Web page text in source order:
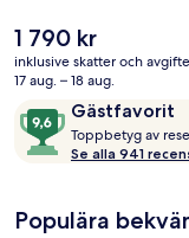
brukar uppskattas av
Till Arenula-Min. G.
gå och till Belli
Det
nuvarande
priset
1 790 kr
1 790 kr
inklusive skatter och
17 aug. – 18 aug.
RecensionerGästfavorit
9,6
av
10,
Toppbetyg av
Se alla 941
Populära